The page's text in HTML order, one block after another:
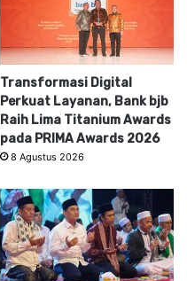
Transformasi Digital
Perkuat Layanan, Bank bjb
Raih Lima Titanium Awards
pada PRIMA Awards 2026
8 Agustus 2026